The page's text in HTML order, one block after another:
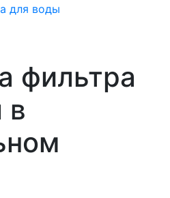
для воды
фильтра
в